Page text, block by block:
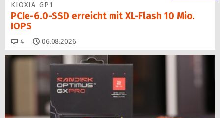
KIOXIA GP1
PCIe-6.0-SSD erreicht mit XL-Flash 10 Mio.
IOPS
4 Kommentare
06.08.2026